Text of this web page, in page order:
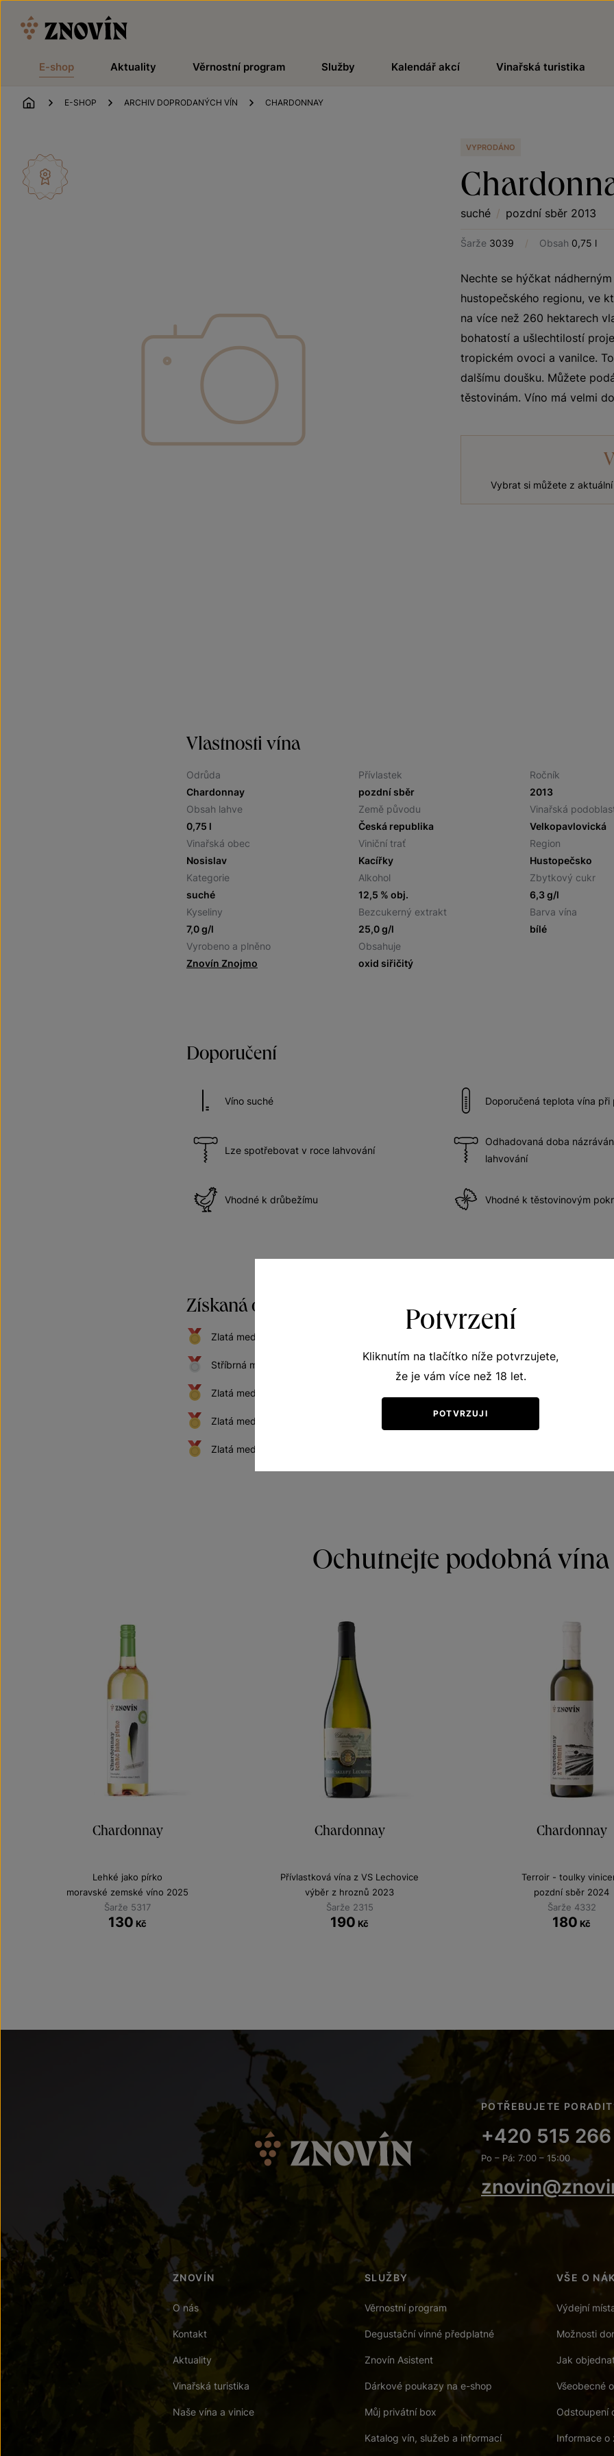
E-shop Aktuality Věrnostní program Služby Kalendář akcí Vinařská turistika
ÚVOD
E-SHOP ARCHIV DOPRODANÝCH VÍN CHARDONNAY
VYPRODÁNO
suché / pozdní sběr 2013
Šarže 3039 / Obsah 0,75 l
Nechte se hýčkat
hustopečského regionu, ve
na více než 260 hektarech
bohatostí a ušlechtilostí
tropickém ovoci a vanilce.
dalšímu doušku. Můžete
těstovinám. Víno má velmi
Vybrat si můžete z
Vlastnosti vína
Odrůda
Chardonnay
Přívlastek
pozdní sběr
Ročník
2013
Obsah lahve
0,75 l
Země původu
Česká republika
Vinařská
Velkopavlovická
Vinařská obec
Nosislav
Viniční trať
Kacířky
Region
Hustopečsko
Kategorie
suché
Alkohol
12,5 % obj.
Zbytkový cukr
6,3 g/l
Kyseliny
7,0 g/l
Bezcukerný extrakt
25,0 g/l
Barva vína
bílé
Vyrobeno a plněno
Znovín Znojmo
Obsahuje
oxid siřičitý
Doporučení
Víno suché Doporučená teplota vína při
Lze spotřebovat v roce lahvování
Odhadovaná doba
lahvování
Vhodné k drůbežímu Vhodné k těstovinovým
Získaná ocenění
Zlatá medaile na mezinárodní soutěži vín „GALERIE RULANDSKÝCH VÍN ČR 2014“ Kyjov
Stříbrná medaile na „NÁRODNÍ SOUTĚŽI VÍN 2014 – velkopavlovická podoblast“
Zlatá medaile na mezinárodní soutěži vín „VINOFORUM 2014“ v Trenčíně
Zlatá medaile na mezinárodní soutěži vín „GALERIE RULANDSKÝCH VÍN ČR 2015“ Kyjov
Zlatá medaile na mezinárodní soutěži vín „HRADECKÝ POHÁR VÍN 2015“
Ochutnejte podobná vína
Chardonnay
Lehké jako pírko
moravské zemské víno 2025
Šarže 5317
130 Kč
Chardonnay
Přívlastková vína z VS Lechovice
výběr z hroznů 2023
Šarže 2315
190 Kč
Chardonnay
Terroir - toulky
pozdní sběr 2024
Šarže 4332
180 Kč
POTŘEBUJETE
+420 515
Po – Pá: 7:00 – 15:00
ZNOVÍN
O nás
Kontakt
Aktuality
Vinařská turistika
Naše vína a vinice
SLUŽBY
Věrnostní program
Degustační vinné předplatné
Znovín Asistent
Dárkové poukazy na e-shop
Můj privátní box
Katalog vín, služeb a informací
VŠE O
Výdejní
Možnosti
Jak
Všeobecné
Odstoupení
Informace o
Potvrzení
Kliknutím na tlačítko níže potvrzujete,
že je vám více než 18 let.
POTVRZUJI